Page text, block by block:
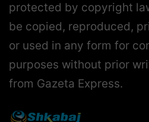
protected by copyright
be copied, reproduced,
or used in any form for
purposes without prior
from Gazeta Express.